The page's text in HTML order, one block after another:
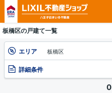
板橋区の戸建て一覧
エリア 板橋区
詳細条件
0